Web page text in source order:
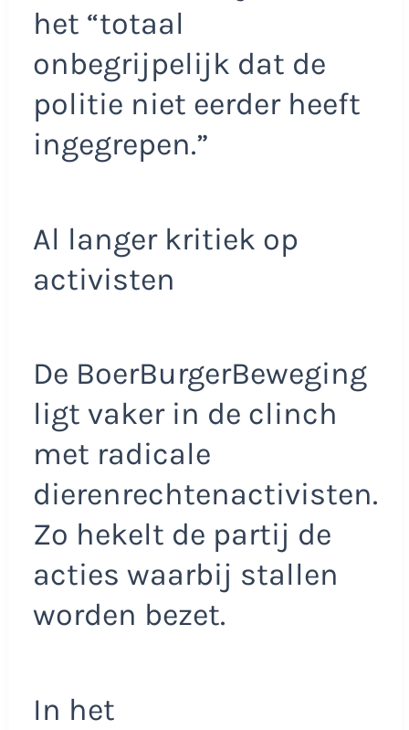
het “totaal
onbegrijpelijk dat de
politie niet eerder heeft
ingegrepen.”
Al langer kritiek op
activisten
De BoerBurgerBeweging
ligt vaker in de clinch
met radicale
dierenrechtenactivisten.
Zo hekelt de partij de
acties waarbij stallen
worden bezet.
In het